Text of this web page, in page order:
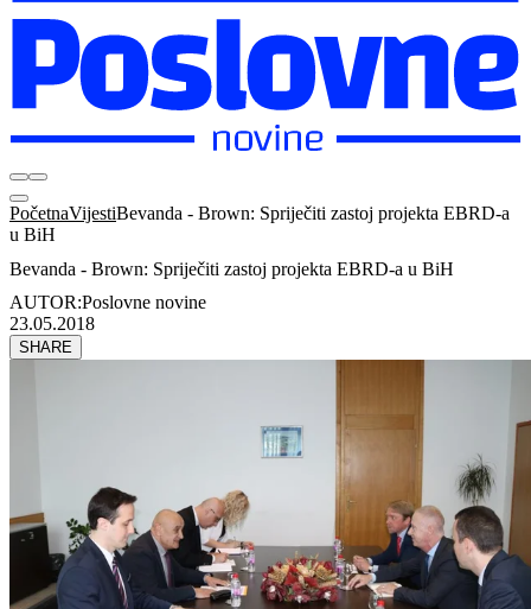
PočetnaVijestiBevanda - Brown: Spriječiti zastoj projekta EBRD-a
u BiH
Bevanda - Brown: Spriječiti zastoj projekta EBRD-a u BiH
AUTOR:Poslovne novine
23.05.2018
SHARE